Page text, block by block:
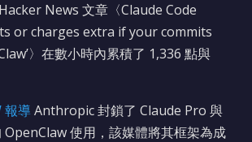
News 文章〈Claude Code
or charges extra if your commits
〉在數小時內累積了 1,336 點與
報導Anthropic 封鎖了 Claude Pro 與
使用，該媒體將其框架為成